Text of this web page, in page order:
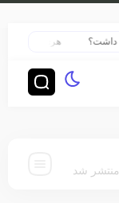
هری پاتر در قلب